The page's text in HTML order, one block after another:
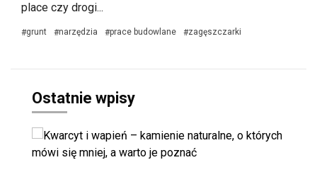
place czy drogi...
#grunt #narzędzia #prace budowlane #zagęszczarki
Ostatnie wpisy